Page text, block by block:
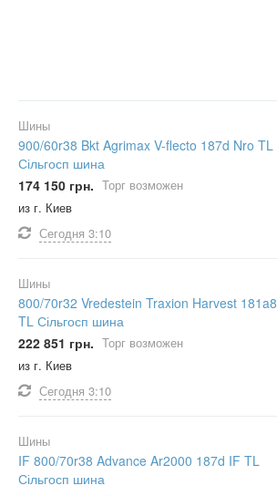
Шины
900/60r38 Bkt Agrimax V-flecto 187d Nro TL
Сільгосп шина
174 150 грн. Торг возможен
из г. Киев
Сегодня 3:10
Шины
800/70r32 Vredestein Traxion Harvest 181a8
TL Сільгосп шина
222 851 грн. Торг возможен
из г. Киев
Сегодня 3:10
Шины
IF 800/70r38 Advance Ar2000 187d IF TL
Сільгосп шина